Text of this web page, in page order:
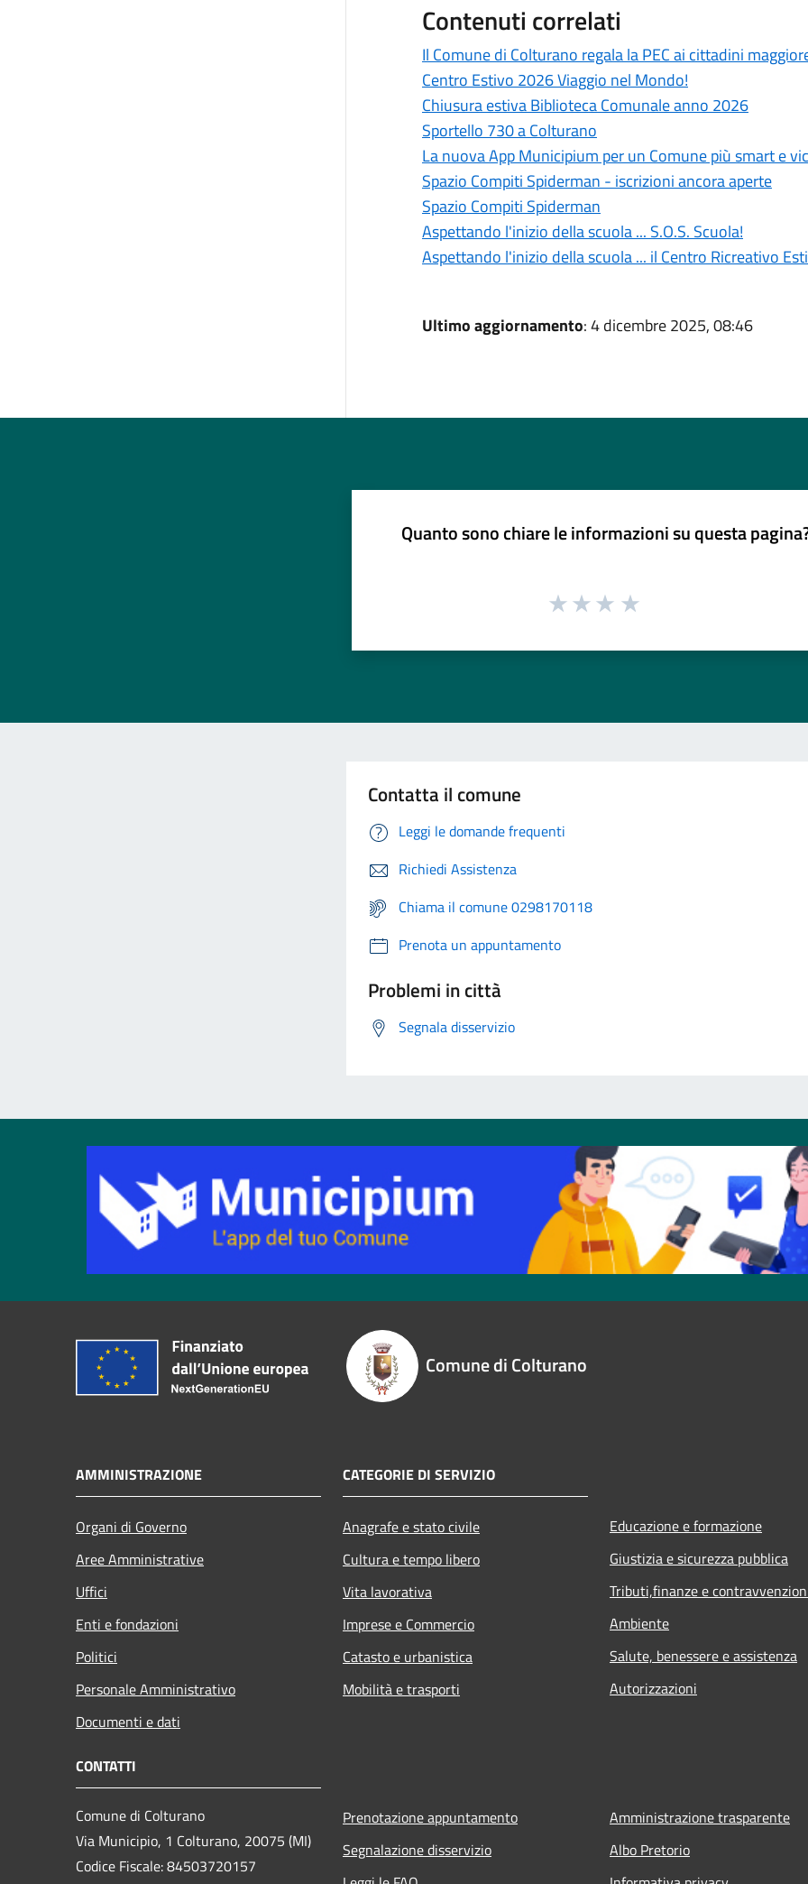
Contenuti correlati
Il Comune di Colturano regala la PEC ai cittadini
Centro Estivo 2026 Viaggio nel Mondo!
Chiusura estiva Biblioteca Comunale anno 2026
Sportello 730 a Colturano
La nuova App Municipium per un Comune più smart e
Spazio Compiti Spiderman - iscrizioni ancora aperte
Spazio Compiti Spiderman
Aspettando l'inizio della scuola ... S.O.S. Scuola!
Aspettando l'inizio della scuola ... il Centro Ricreativo
Ultimo aggiornamento: 4 dicembre 2025, 08:46
Quanto sono chiare le informazioni su questa
Contatta il comune
Leggi le domande frequenti
Richiedi Assistenza
Chiama il comune 0298170118
Prenota un appuntamento
Problemi in città
Segnala disservizio
Comune di Colturano
AMMINISTRAZIONE
Organi di Governo
Aree Amministrative
Uffici
Enti e fondazioni
Politici
Personale Amministrativo
Documenti e dati
CATEGORIE DI SERVIZIO
Anagrafe e stato civile
Cultura e tempo libero
Vita lavorativa
Imprese e Commercio
Catasto e urbanistica
Mobilità e trasporti
Educazione e formazione
Giustizia e sicurezza pubblica
Tributi,finanze e
Ambiente
Salute, benessere e assistenza
Autorizzazioni
CONTATTI
Comune di Colturano
Via Municipio, 1 Colturano, 20075 (MI)
Codice Fiscale: 84503720157
Prenotazione appuntamento
Segnalazione disservizio
Amministrazione trasparente
Albo Pretorio